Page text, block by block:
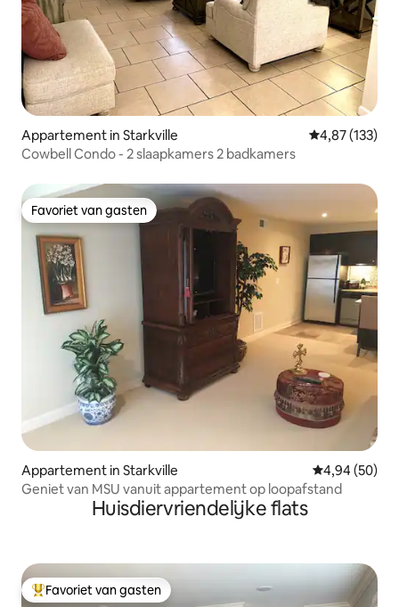
Appartement in Starkville Gemiddelde
4,87 (133)
Cowbell Condo - 2 slaapkamers 2 badkamers
Favoriet van gasten
Favoriet van gasten
Appartement in Starkville Gemiddelde
4,94 (50)
Geniet van MSU vanuit appartement op loopafstand
Huisdiervriendelijke flats
Topfavoriet van gasten
Favoriet van gasten